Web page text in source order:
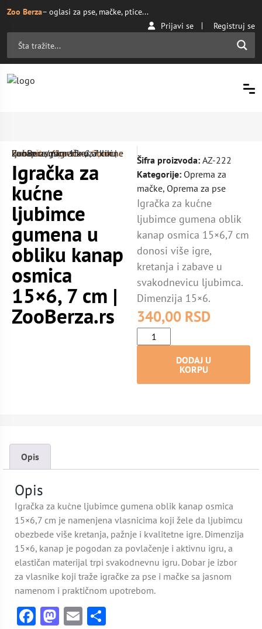
Zoo Berza– oglasi za pse, mačke, ptice...
Prijavi se
Registruj se
Početna/Oprema/
Oprema za mačke
/ Igračka za kućne ljubimce gumena u obliku kanap osmica 15×6, 7 cm | ZooBerza.rs
Igračka za
kućne
ljubimce
gumena u
obliku kanap
osmica
15×6, 7 cm |
ZooBerza.rs
Šifra proizvoda: AZ-222
Kategorije: Oprema za
mačke, Oprema za pse
Igračka za kućne
ljubimce gumena oblik
kanap osmica 15×6,7 cm
donosi više igre,
kretanja i zabave u
svakodnevicu ljubimca.
Dimenzija 15×6.
340,00 RSD
DODAJ U
KORPU
Opis
Opis
Igračka za kućne ljubimce gumena oblik kanap osmica
15×6,7 cm je namenjena vlasnicima koji žele da ljubimcu
obezbede više kretanja, pažnje i kvalitetne igre. Dimenzija
15×6, kanap je pogodan za povlačenje i aktivnu igru, a
elastičan materijal trpi svakodnevnu igru. Dobar je izbor
za vlasnike koji traže igračke za pse i mačke sa jasnom
namenom i praktičnom upotrebom.
Facebook
Mastodon
Email